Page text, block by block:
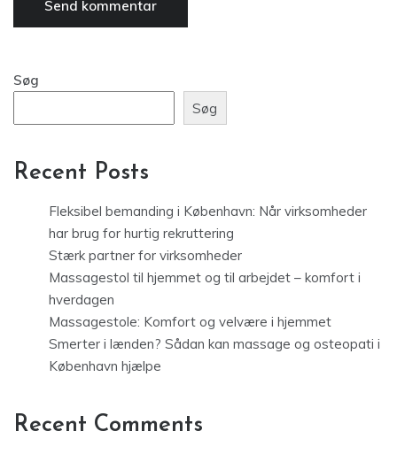
Søg
Søg
Recent Posts
Fleksibel bemanding i København: Når virksomheder
har brug for hurtig rekruttering
Stærk partner for virksomheder
Massagestol til hjemmet og til arbejdet – komfort i
hverdagen
Massagestole: Komfort og velvære i hjemmet
Smerter i lænden? Sådan kan massage og osteopati i
København hjælpe
Recent Comments